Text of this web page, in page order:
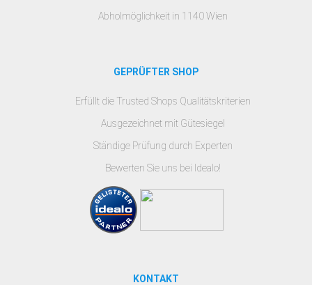
Abholmöglichkeit in 1140 Wien
GEPRÜFTER SHOP
Erfüllt die Trusted Shops Qualitätskriterien
Ausgezeichnet mit Gütesiegel
Ständige Prüfung durch Experten
Bewerten Sie uns bei Idealo!
KONTAKT